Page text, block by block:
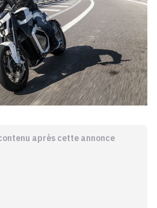
après cette annonce